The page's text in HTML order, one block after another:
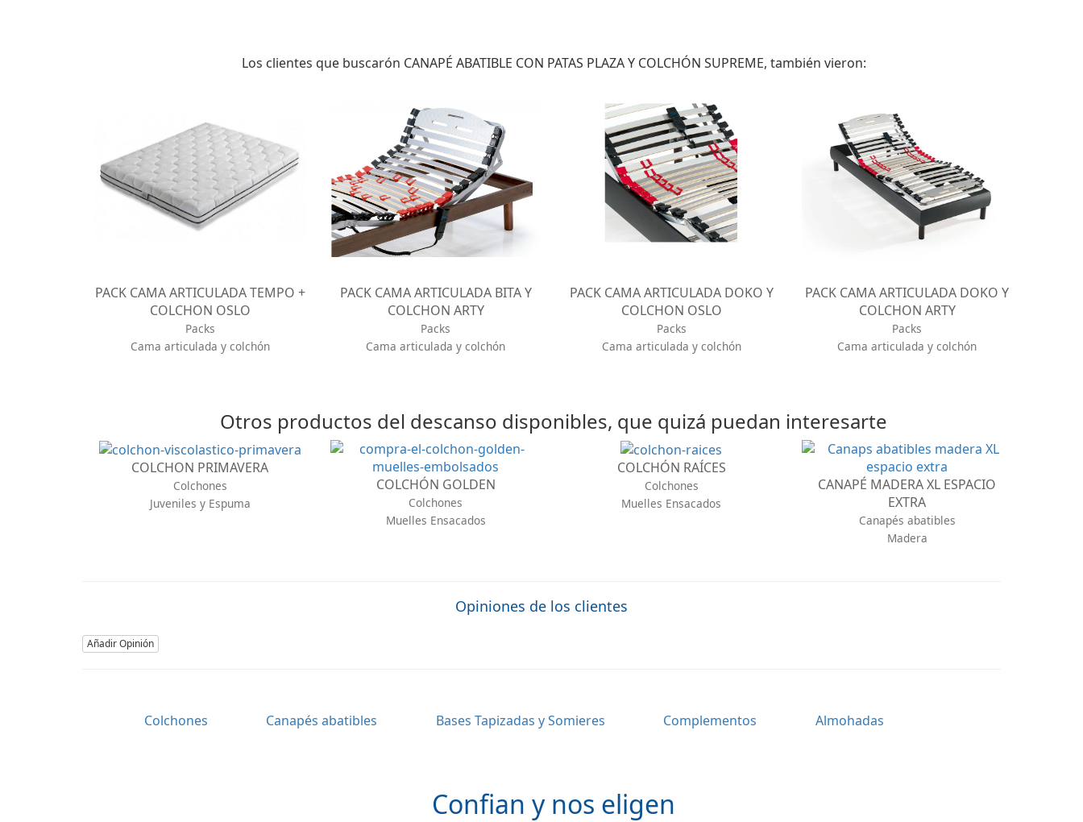
Los clientes que buscarón CANAPÉ ABATIBLE CON PATAS PLAZA Y COLCHÓN SUPREME, también vieron:
PACK CAMA ARTICULADA TEMPO +
COLCHON OSLO
Packs
Cama articulada y colchón
PACK CAMA ARTICULADA BITA Y
COLCHON ARTY
Packs
Cama articulada y colchón
PACK CAMA ARTICULADA DOKO Y
COLCHON OSLO
Packs
Cama articulada y colchón
PACK CAMA ARTICULADA DOKO Y
COLCHON ARTY
Packs
Cama articulada y colchón
Otros productos del descanso disponibles, que quizá puedan interesarte
COLCHON PRIMAVERA
Colchones
Juveniles y Espuma
COLCHÓN GOLDEN
Colchones
Muelles Ensacados
COLCHÓN RAÍCES
Colchones
Muelles Ensacados
CANAPÉ MADERA XL ESPACIO
EXTRA
Canapés abatibles
Madera
Opiniones de los clientes
Añadir Opinión
Colchones Canapés abatibles Bases Tapizadas y Somieres Complementos Almohadas
Confian y nos eligen